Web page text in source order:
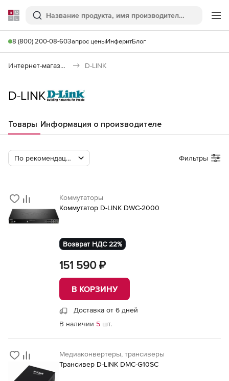
Softline
Поиск
8 (800) 200-08-60Запрос ценыИнферитБлог
Интернет-магазин D-LINK
D-LINK
Товары Информация о производителе
По рекомендации Softline Фильтры
Коммутаторы
Коммутатор D-LINK DWC-2000
Возврат НДС 22%
151 590 ₽
В КОРЗИНУ
Доставка от 6 дней
В наличии 5 шт.
Медиаконвертеры, трансиверы
Трансивер D-LINK DMC-G10SC